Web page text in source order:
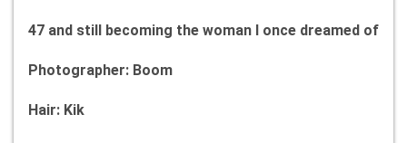
47 and still becoming the woman I once dreamed of
Photographer: Boom
Hair: Kik